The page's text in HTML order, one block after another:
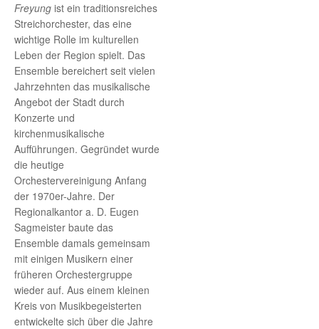
Freyung ist ein traditionsreiches
Streichorchester, das eine
wichtige Rolle im kulturellen
Leben der Region spielt. Das
Ensemble bereichert seit vielen
Jahrzehnten das musikalische
Angebot der Stadt durch
Konzerte und
kirchenmusikalische
Aufführungen. Gegründet wurde
die heutige
Orchestervereinigung Anfang
der 1970er-Jahre. Der
Regionalkantor a. D. Eugen
Sagmeister baute das
Ensemble damals gemeinsam
mit einigen Musikern einer
früheren Orchestergruppe
wieder auf. Aus einem kleinen
Kreis von Musikbegeisterten
entwickelte sich über die Jahre